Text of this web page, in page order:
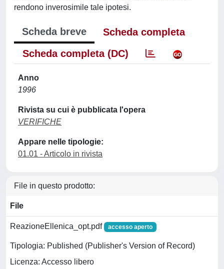
rendono inverosimile tale ipotesi.
Scheda breve
Scheda completa
Scheda completa (DC)
Anno
1996
Rivista su cui è pubblicata l'opera
VERIFICHE
Appare nelle tipologie:
01.01 - Articolo in rivista
File in questo prodotto:
File
ReazioneEllenica_opt.pdf accesso aperto
Tipologia: Published (Publisher's Version of Record)
Licenza: Accesso libero